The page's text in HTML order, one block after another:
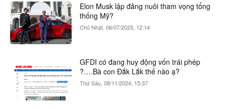
Elon Musk lập đảng nuôi tham vọng tổng
thống Mỹ?
Chủ Nhật, 06/07/2025, 12:14
GFDI có đang huy động vốn trái phép
?….Bà con Đắk Lắk thế nào ạ?
Thứ Sáu, 08/11/2024, 15:37